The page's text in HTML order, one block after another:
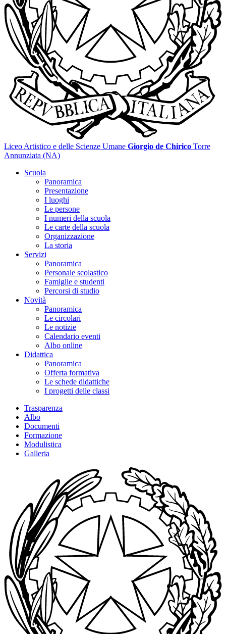
Liceo Artistico e delle Scienze Umane Giorgio de Chirico Torre
Annunziata (NA)
Scuola
Panoramica
Presentazione
I luoghi
Le persone
I numeri della scuola
Le carte della scuola
Organizzazione
La storia
Servizi
Panoramica
Personale scolastico
Famiglie e studenti
Percorsi di studio
Novità
Panoramica
Le circolari
Le notizie
Calendario eventi
Albo online
Didattica
Panoramica
Offerta formativa
Le schede didattiche
I progetti delle classi
Trasparenza
Albo
Documenti
Formazione
Modulistica
Galleria